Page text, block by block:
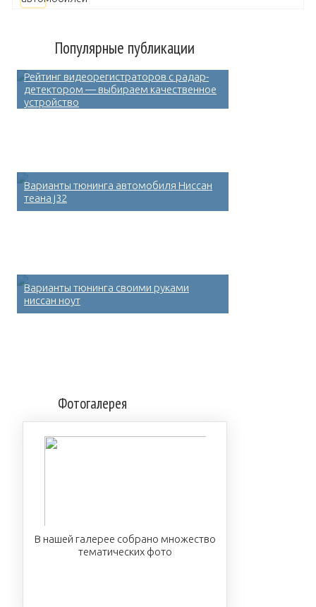
Популярные публикации
Рейтинг видеорегистраторов с радар-
детектором — выбираем качественное
устройство
Варианты тюнинга автомобиля Ниссан
теана j32
Варианты тюнинга своими руками
ниссан ноут
Фотогалерея
В нашей галерее собрано множество
тематических фото